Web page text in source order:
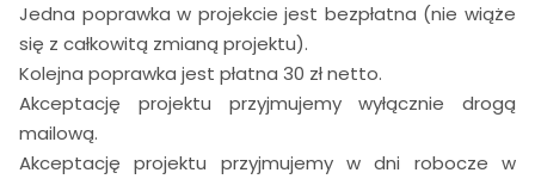
Jedna poprawka w projekcie jest bezpłatna (nie wiąże
się z całkowitą zmianą projektu).
Kolejna poprawka jest płatna 30 zł netto.
Akceptację projektu przyjmujemy wyłącznie drogą
mailową.
Akceptację projektu przyjmujemy w dni robocze w